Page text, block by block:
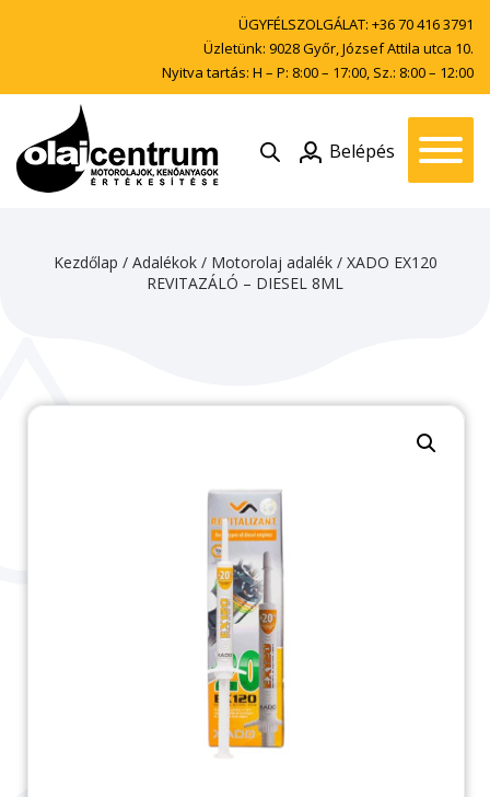
ÜGYFÉLSZOLGÁLAT: +36 70 416 3791
Üzletünk: 9028 Győr, József Attila utca 10.
Nyitva tartás: H – P: 8:00 – 17:00, Sz.: 8:00 – 12:00
Belépés
Kezdőlap / Adalékok/ Motorolaj adalék/ XADO EX120
REVITAZÁLÓ – DIESEL 8ML